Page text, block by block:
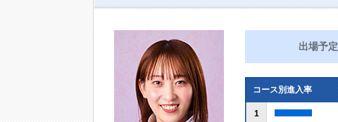
出場予定
コース別進入率
1